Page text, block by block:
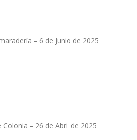
– 6 de Junio de 2025
Colonia – 26 de Abril de 2025